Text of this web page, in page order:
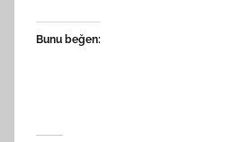
Bunu beğen: